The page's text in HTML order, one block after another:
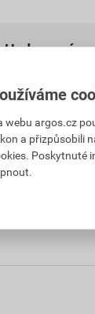
hodnocení
64% z
30 dnů před
webu argos.cz
a přizpůsobili
Poskytnuté